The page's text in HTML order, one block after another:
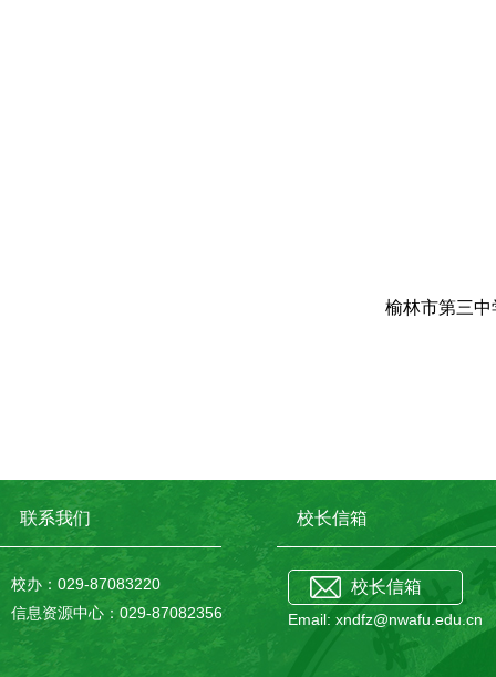
榆林市第三
联系我们
校办：029-87083220
信息资源中心：029-87082356
校长信箱
校长信箱
Email: xndfz@nwafu.edu.cn